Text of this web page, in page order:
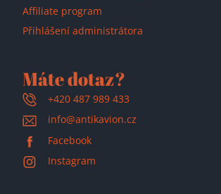
Affiliate program
Přihlášení administrátora
Máte dotaz?
+420 487 989 433
info@antikavion.cz
Facebook
Instagram